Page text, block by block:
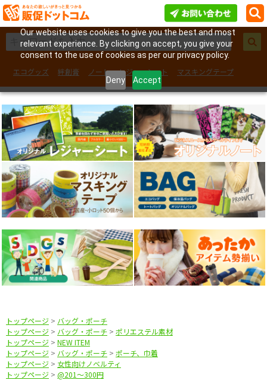
Our website uses cookies to give you the best and most
relevant experience. By clicking on accept, you give your
consent to the use of cookies as per our privacy policy.
Deny Accept
エコグッズ 絆創膏 ノート レジャーシート
マスキングテープ
フェイスシール
トップページ > バッグ・ポーチ
トップページ > バッグ・ポーチ > ポリエステル素材
トップページ > NEW ITEM
トップページ > バッグ・ポーチ > ポーチ、巾着
トップページ > 女性向けノベルティ
トップページ > @201〜300円